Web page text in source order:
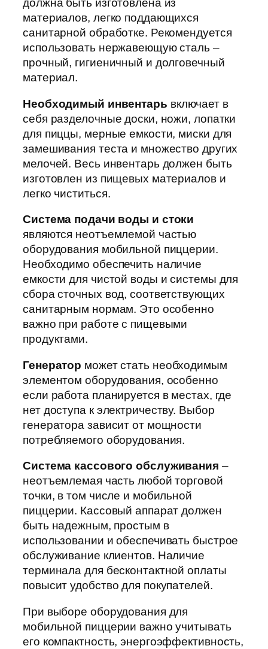
должна быть изготовлена из
материалов, легко поддающихся
санитарной обработке. Рекомендуется
использовать нержавеющую сталь –
прочный, гигиеничный и долговечный
материал.
Необходимый инвентарь включает в
себя разделочные доски, ножи, лопатки
для пиццы, мерные емкости, миски для
замешивания теста и множество других
мелочей. Весь инвентарь должен быть
изготовлен из пищевых материалов и
легко чиститься.
Система подачи воды и стоки
являются неотъемлемой частью
оборудования мобильной пиццерии.
Необходимо обеспечить наличие
емкости для чистой воды и системы для
сбора сточных вод, соответствующих
санитарным нормам. Это особенно
важно при работе с пищевыми
продуктами.
Генератор может стать необходимым
элементом оборудования, особенно
если работа планируется в местах, где
нет доступа к электричеству. Выбор
генератора зависит от мощности
потребляемого оборудования.
Система кассового обслуживания –
неотъемлемая часть любой торговой
точки, в том числе и мобильной
пиццерии. Кассовый аппарат должен
быть надежным, простым в
использовании и обеспечивать быстрое
обслуживание клиентов. Наличие
терминала для бесконтактной оплаты
повысит удобство для покупателей.
При выборе оборудования для
мобильной пиццерии важно учитывать
его компактность, энергоэффективность,